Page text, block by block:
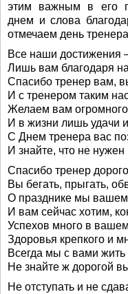
этим важным в его
днем и слова
отмечаем день
Все наши достижения
Лишь вам благодаря
Спасибо тренер вам,
И с тренером таким
Желаем вам огромного
И в жизни лишь удачи
С Днем тренера вас
И знайте, что не нужен
Спасибо тренер
Вы бегать, прыгать,
О празднике мы
И вам сейчас хотим,
Успехов много в
Здоровья крепкого и
Всегда мы с вами
Не знайте ж дорогой
Не отступать и не